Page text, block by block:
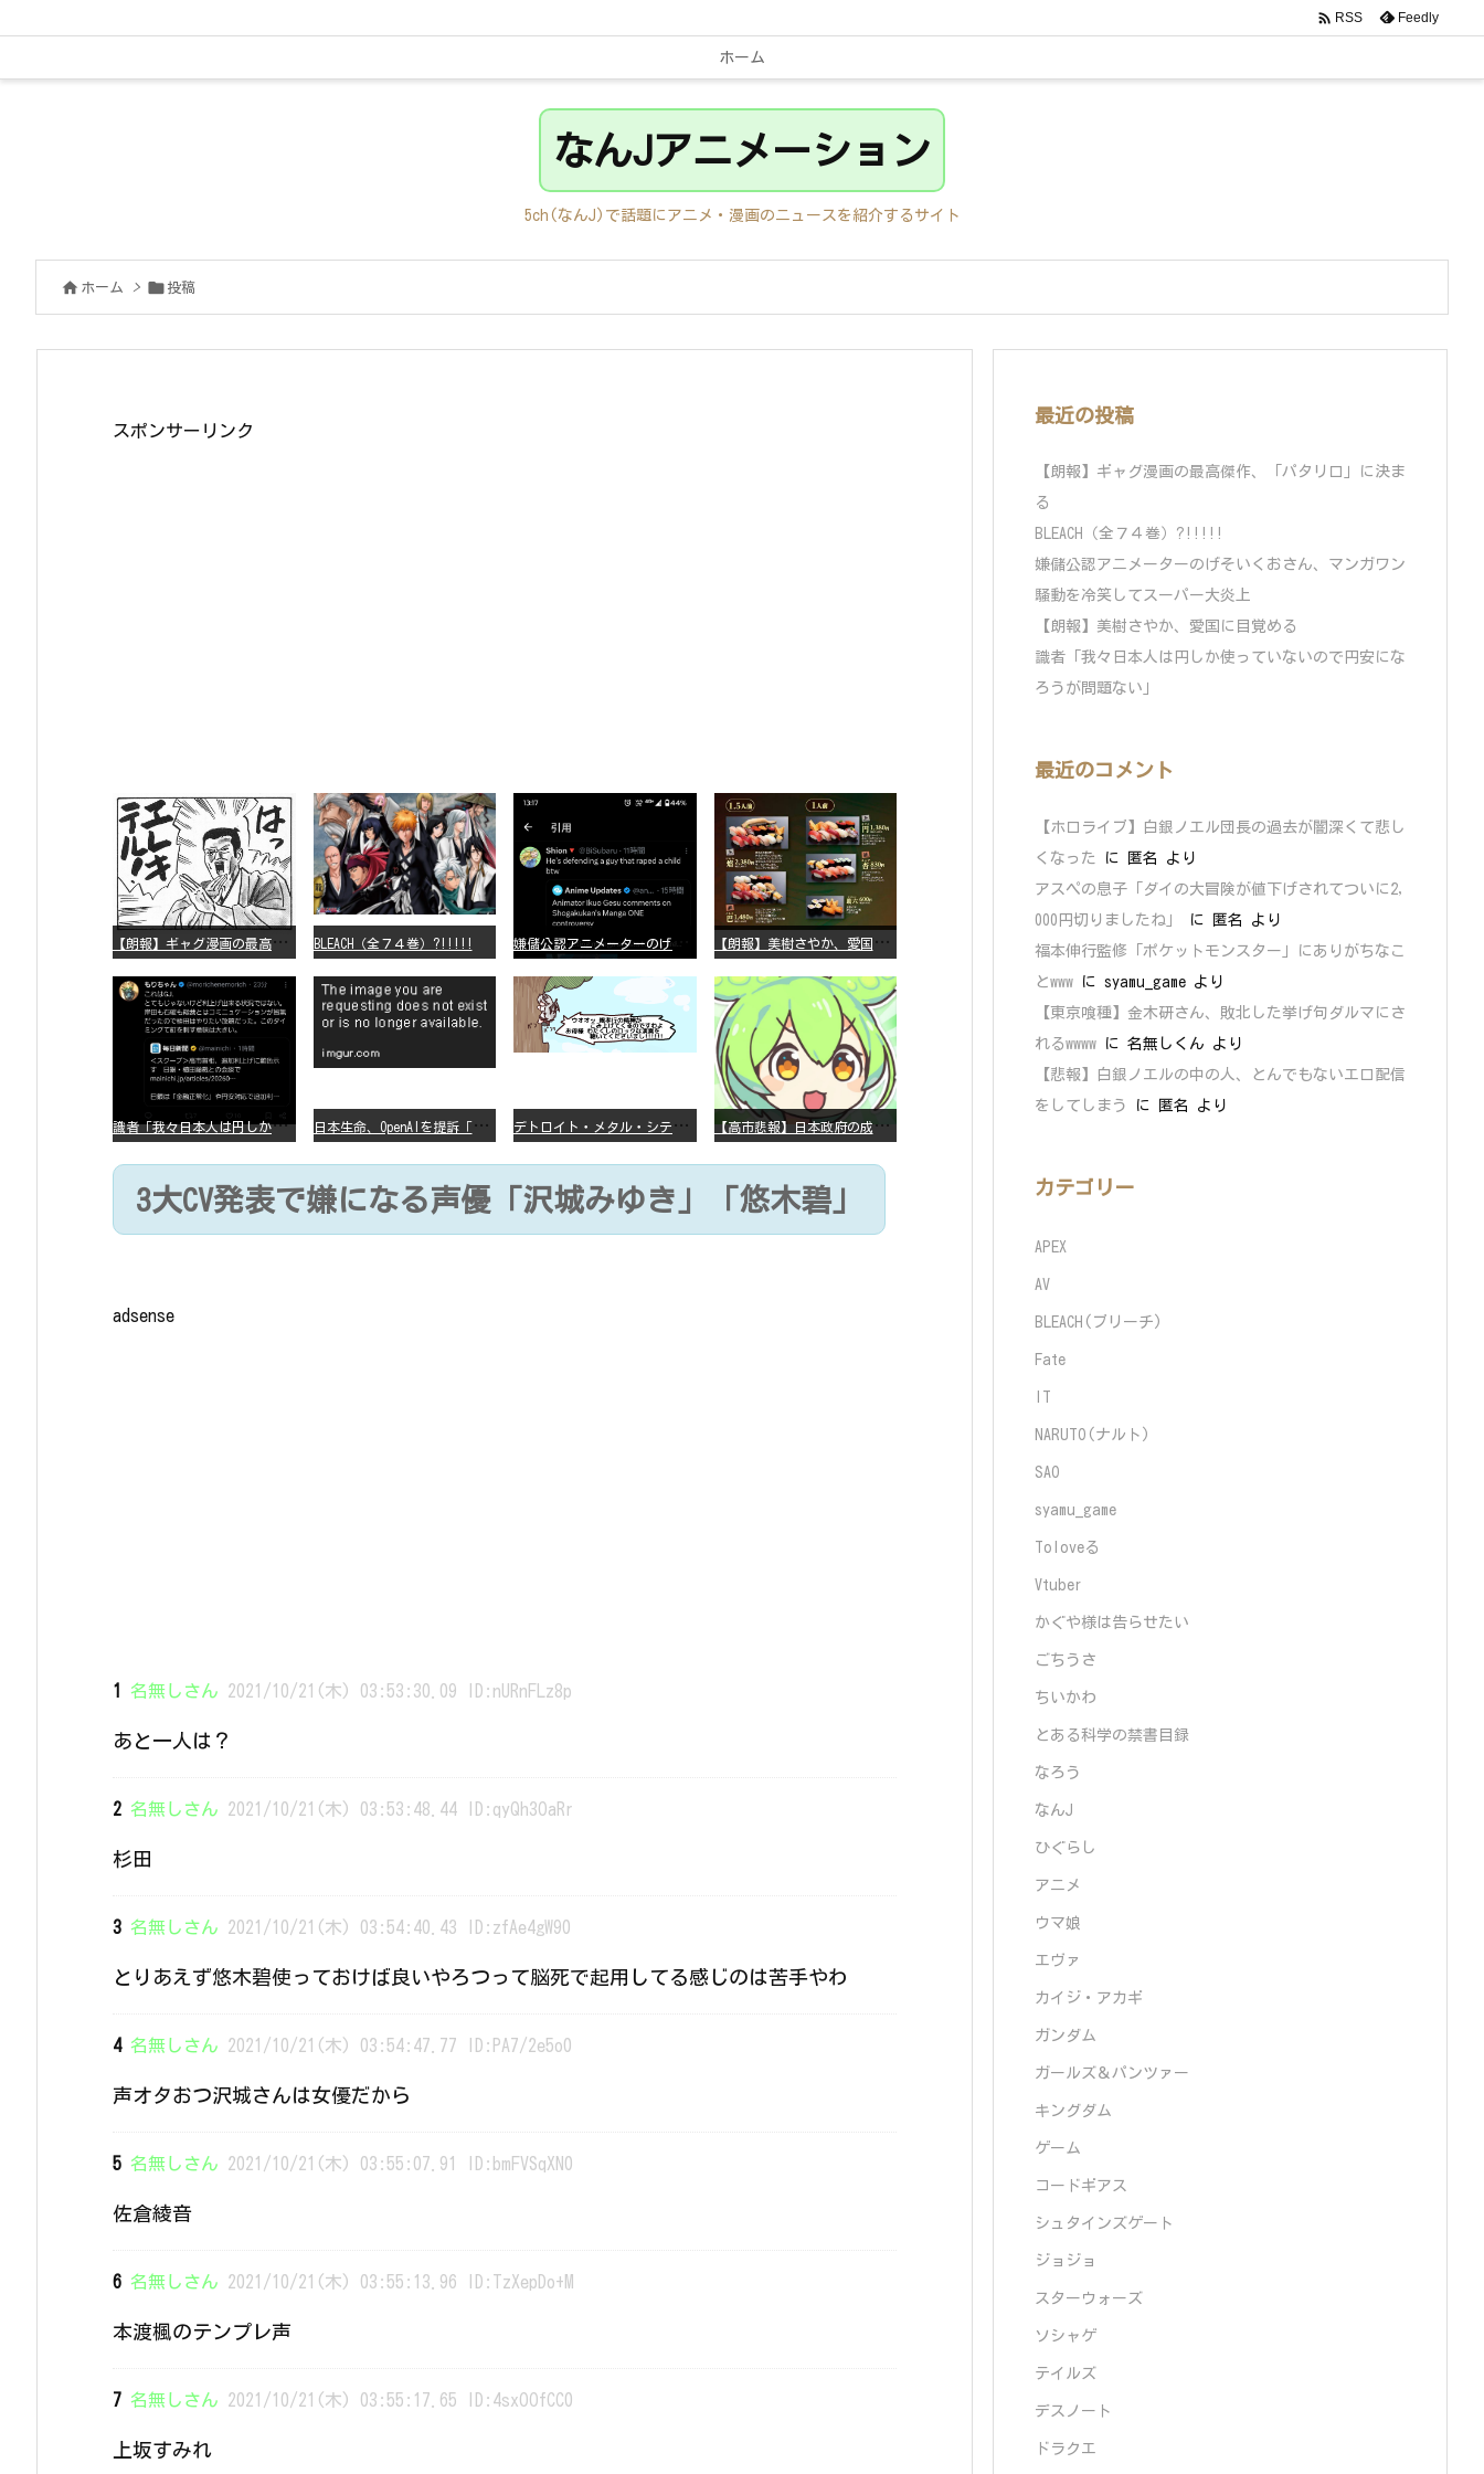
ホーム
 RSS Feedly
なんJアニメーション
5ch(なんJ)で話題にアニメ・漫画のニュースを紹介するサイト
 ホーム >  投稿
スポンサーリンク
【
朗報】ギャグ漫画の最高傑作、「パタリロ」に決まる BLEACH（全７４巻）?!!!!! 嫌
儲公認アニメーターのげそいくおさん、マンガワン騒動を冷笑してスーパー大炎上 【
朗報】美樹さやか、愛国に目覚める
識
者「我々日本人は円しか使っていないので円安になろうが問題ない」 日
本生命、OpenAIを提訴「ChatGPTが非弁行為」 デ
トロイト・メタル・シティー ⇐これ、いまアニメ化したら、えらいことになってたよな？ 【
高市悲報】日本政府の成長戦略に「暗号資産」が消えるいったいなぜ…？
3大CV発表で嫌になる声優「沢城みゆき」「悠木碧」
adsense
1 名無しさん 2021/10/21(木) 03:53:30.09 ID:nURnFLz8p
あと一人は？
2 名無しさん 2021/10/21(木) 03:53:48.44 ID:qyQh3OaRr
杉田
3 名無しさん 2021/10/21(木) 03:54:40.43 ID:zfAe4gW90
とりあえず悠木碧使っておけば良いやろつって脳死で起用してる感じのは苦手やわ
4 名無しさん 2021/10/21(木) 03:54:47.77 ID:PA7/2e5o0
声オタおつ沢城さんは女優だから
5 名無しさん 2021/10/21(木) 03:55:07.91 ID:bmFVSqXN0
佐倉綾音
6 名無しさん 2021/10/21(木) 03:55:13.96 ID:TzXepDo+M
本渡楓のテンプレ声
7 名無しさん 2021/10/21(木) 03:55:17.65 ID:4sxOOfCC0
上坂すみれ
最近の投稿
【朗報】ギャグ漫画の最高傑作、「パタリロ」に決ま
る
BLEACH（全７４巻）?!!!!!
嫌儲公認アニメーターのげそいくおさん、マンガワン
騒動を冷笑してスーパー大炎上
【朗報】美樹さやか、愛国に目覚める
識者「我々日本人は円しか使っていないので円安にな
ろうが問題ない」
最近のコメント
【ホロライブ】白銀ノエル団長の過去が闇深くて悲し
くなった
に 匿名
より
アスペの息子「ダイの大冒険が値下げされてついに2,
000円切りましたね」
に 匿名
より
福本伸行監修「ポケットモンスター」にありがちなこ
とwww に syamu_game より
【東京喰種】金木研さん、敗北した挙げ句ダルマにさ
れるwwww に 名無しくん より
【悲報】白銀ノエルの中の人、とんでもないエロ配信
をしてしまう
に 匿名 より
カテゴリー
APEX
AV
BLEACH(ブリーチ)
Fate
NARUTO(ナルト)
SAO
syamu_game
Toloveる
Vtuber
かぐや様は告らせたい
ごちうさ
ちいかわ
とある科学の禁書目録
なろう
なんJ
ひぐらし
アニメ
ウマ娘
エヴァ
カイジ・アカギ
ガンダム
ガールズ＆パンツァー
キングダム
ゲーム
コードギアス
シュタインズゲート
ジョジョ
スターウォーズ
ソシャゲ
テイルズ
デスノート
ドラクエ